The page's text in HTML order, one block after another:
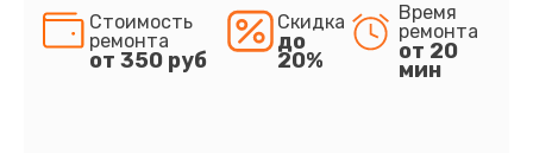
Стоимость
ремонта
от 350 руб
Скидка
до
20%
Время
ремонта
от 20
мин